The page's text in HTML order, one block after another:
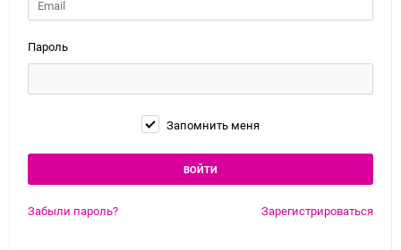
Пароль
Запомнить меня
Забыли пароль? Зарегистрироваться